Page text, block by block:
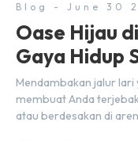
Blog - June 30
Oase Hijau
Gaya Hidup
BSD City
Mendambakan jalur lari
membuat Anda
atau berdesakan di